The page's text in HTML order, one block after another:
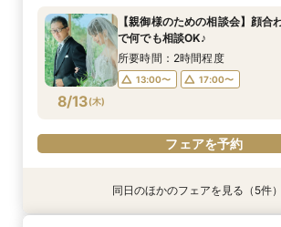
8/12( 水)
所要時間：3時間程度
14:30〜
15:00〜
8/12( 水)
11:00〜 16:00〜
8/12( 水)
11:00〜
14:30〜
15:00〜
8/12( 水)
所要時間：3時間程度
14:30〜
15:00〜
8/13(木)
【親御様のための相談会】顔合
で何でも相談OK♪
所要時間：2時間程度
13:00〜 17:00〜
フェアを予約
衣装試着 特典あり
衣装試着 特典あり
衣装試着 特典あり
衣装試着 特典あり
同日のほかのフェアを見る（5件）